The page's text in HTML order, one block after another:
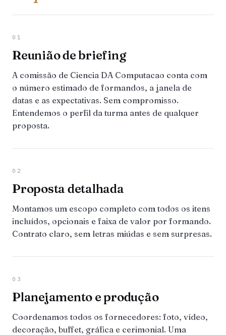
01
Reunião de briefing
A comissão de Ciencia DA Computacao conta com
o número estimado de formandos, a janela de
datas e as expectativas. Sem compromisso.
Entendemos o perfil da turma antes de qualquer
proposta.
02
Proposta detalhada
Montamos um escopo completo com todos os itens
incluídos, opcionais e faixa de valor por formando.
Contrato claro, sem letras miúdas e sem surpresas.
03
Planejamento e produção
Coordenamos todos os fornecedores: foto, vídeo,
decoração, buffet, gráfica e cerimonial. Uma